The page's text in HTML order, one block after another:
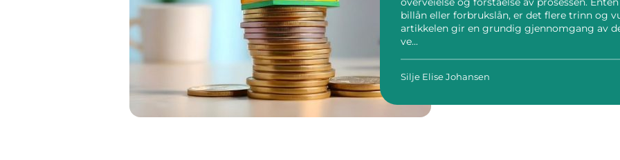
billån eller forbrukslån, er det flere trinn og
artikkelen gir en grundig gjennomgang av
ve...
Silje Elise Johansen